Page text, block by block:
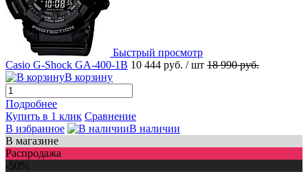
Быстрый просмотр
Casio G-Shock GA-400-1B 10 444 руб. / шт 18 990 руб.
В корзину
Подробнее
Купить в 1 клик Сравнение
В избранное
В наличии
В магазине
Распродажа
-50%